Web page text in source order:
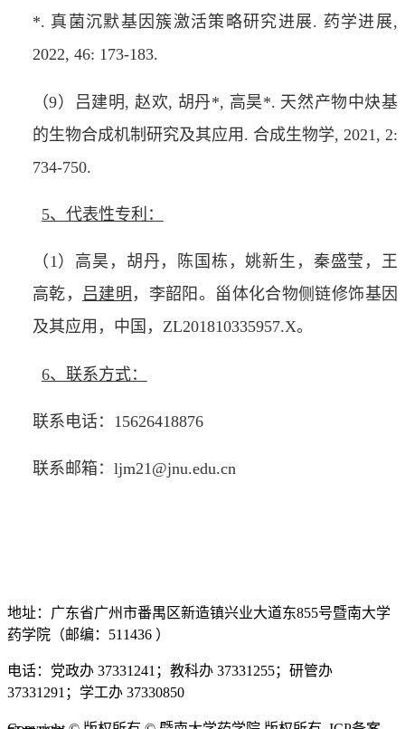
*. 真菌沉默基因簇激活策略研究进展. 药学进展,
2022, 46: 173-183.
（9） 吕建明, 赵欢, 胡丹*, 高昊*. 天然产物中炔基
的生物合成机制研究及其应用 . 合成生物学, 2021, 2:
734-750.
5、代表性专利：
（ 1） 高昊，胡丹，陈国栋，姚新生，秦盛莹，王
高乾， 吕建明 ，李韶阳。甾体化合物侧链修饰基因
及其应用，中国， ZL201810335957.X。
6、联系方式：
联系电话： 15626418876
联系邮箱： ljm21@jnu.edu.cn
地址：广东省广州市番禺区新造镇兴业大道东855号暨南大学
药学院（邮编：511436 ）
电话：党政办 37331241；教科办 37331255；研管办
37331291；学工办 37330850